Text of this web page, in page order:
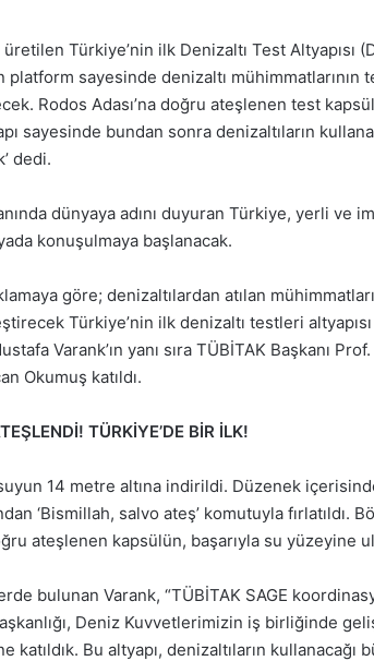
Türkiye’nin ilk Denizaltı Test Altyapısı
sayesinde denizaltı mühimmatlarının
Rodos Adası’na doğru ateşlenen test
sayesinde bundan sonra denizaltıların
dedi.
dünyaya adını duyuran Türkiye, yerli ve
konuşulmaya başlanacak.
göre; denizaltılardan atılan
Türkiye’nin ilk denizaltı testleri altyapısı
Varank’ın yanı sıra TÜBİTAK Başkanı
Okumuş katıldı.
TÜRKİYE’DE BİR İLK!
14 metre altına indirildi. Düzenek
‘Bismillah, salvo ateş’ komutuyla fırlatıldı.
ateşlenen kapsülün, başarıyla su yüzeyine
bulunan Varank, “TÜBİTAK SAGE
Deniz Kuvvetlerimizin iş birliğinde
katıldık. Bu altyapı, denizaltıların kullanacağı